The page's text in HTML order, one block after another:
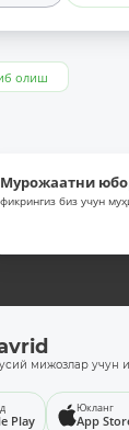
олиш
Мурожаатни
фикрингиз биз учун
мижозлар учун
Play
Юкланг
App